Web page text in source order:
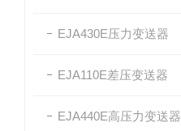
EJA430E压力变送器
EJA110E差压变送器
EJA440E高压力变送器